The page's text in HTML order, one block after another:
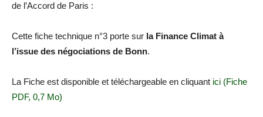
de l’Accord de Paris :
Cette fiche technique n°3 porte sur la Finance Climat à
l’issue des négociations de Bonn.
La Fiche est disponible et téléchargeable en cliquant ici (Fiche
PDF, 0,7 Mo)